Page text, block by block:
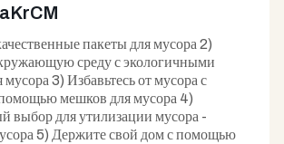
пакеты для мусора 2)
среду с экологичными
3) Избавьтесь от мусора с
мешков для мусора 4)
выбор для утилизации мусора -
5) Держите свой дом с помощью